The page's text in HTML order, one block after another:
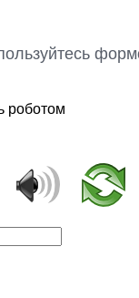
роботом